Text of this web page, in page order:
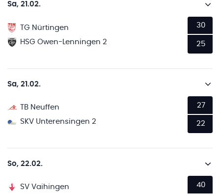
Sa, 21.02.
TG Nürtingen
HSG Owen-Lenningen 2
30
25
Sa, 21.02.
TB Neuffen
SKV Unterensingen 2
27
22
So, 22.02.
SV Vaihingen
40